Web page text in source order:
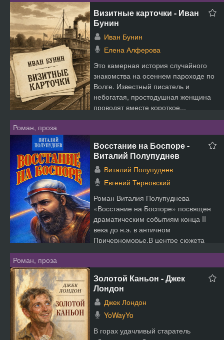
Визитные карточки - Иван
Бунин
Иван Бунин
Елена Алферова
Это камерная история случайного
знакомства на осеннем пароходе по
Волге. Известный писатель и
небогатая, простодушная женщина
проводят вместе короткое...
Роман, проза
Восстание на Боспоре -
Виталий Полупуднев
Виталий Полупуднев
Евгений Терновский
Роман Виталия Полупуднева
«Восстание на Боспоре» посвящен
драматическим событиям конца II
века до н.э. в античном
Причерноморье.В центре сюжета
находи...
Роман, проза
Золотой Каньон - Джек
Лондон
Джек Лондон
YoWayYo
В горах удачливый старатель